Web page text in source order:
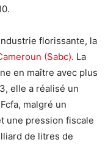
florissante, la
(Sabc). La
en maître avec plus
elle a réalisé un
malgré un
une pression fiscale
de litres de